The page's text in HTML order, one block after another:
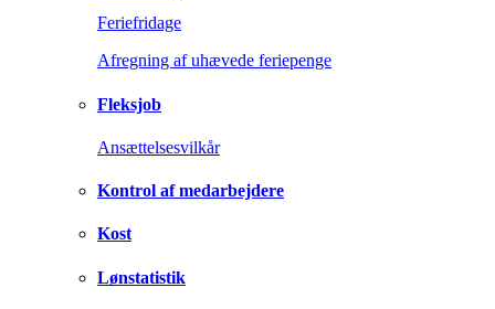
Feriefridage
Afregning af uhævede feriepenge
Fleksjob
Ansættelsesvilkår
Kontrol af medarbejdere
Kost
Lønstatistik